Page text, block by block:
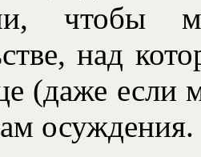
чтобы
над
(даже
осуждения.